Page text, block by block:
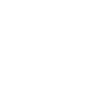
efectivo en tu tienda más